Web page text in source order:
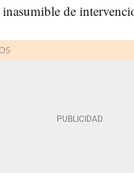
inasumible de